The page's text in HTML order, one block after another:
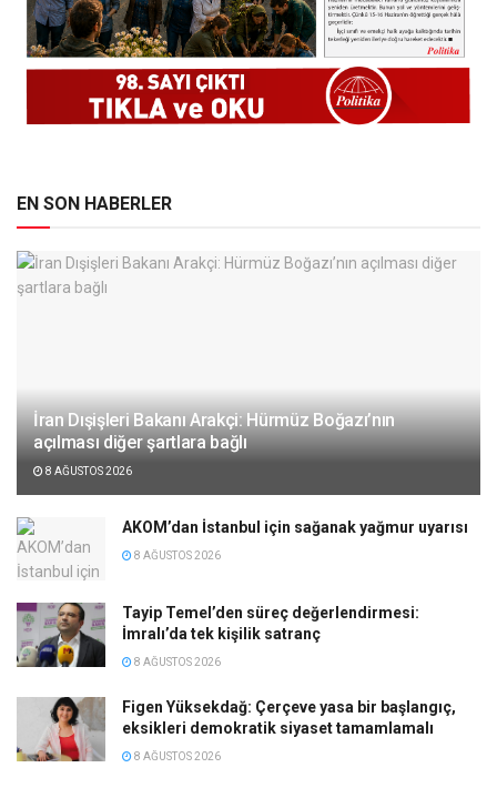
EN SON HABERLER
İran Dışişleri Bakanı Arakçi: Hürmüz Boğazı’nın
açılması diğer şartlara bağlı
8 AĞUSTOS 2026
AKOM’dan İstanbul için sağanak yağmur uyarısı
8 AĞUSTOS 2026
Tayip Temel’den süreç değerlendirmesi:
İmralı’da tek kişilik satranç
8 AĞUSTOS 2026
Figen Yüksekdağ: Çerçeve yasa bir başlangıç,
eksikleri demokratik siyaset tamamlamalı
8 AĞUSTOS 2026